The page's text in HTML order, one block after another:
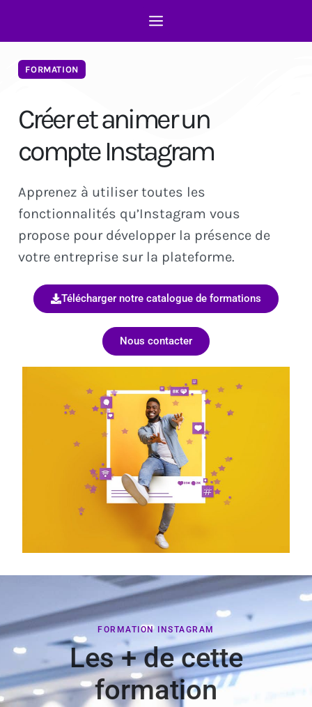
FORMATION
Créer et animer un
compte Instagram
Apprenez à utiliser toutes les
fonctionnalités qu’Instagram vous
propose pour développer la présence de
votre entreprise sur la plateforme.
Télécharger notre catalogue de formations
Nous contacter
FORMATION INSTAGRAM
Les + de cette
formation